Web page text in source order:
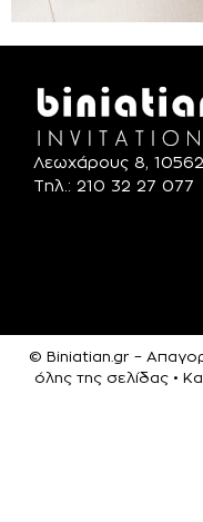
Λεωχάρους 8,
Τηλ.: 210 32 27 077
© Biniatian.gr –
όλης της σελίδας •